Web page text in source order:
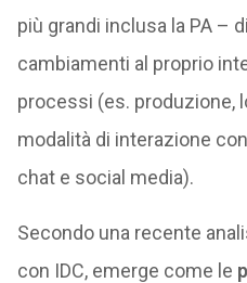
più grandi inclusa la PA –
cambiamenti al proprio
processi (es. produzione,
modalità di interazione
chat e social media).
Secondo una recente
con IDC, emerge come le